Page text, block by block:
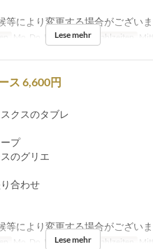
により変更する場合がございま
Mo, Do, F, Sa, So, Ur Mahlzeiten
Lese mehr
ス 6,600円
スのタブレ
プ
のグリエ
合わせ
により変更する場合がございま
Mo, Do, F, Sa, So, Ur Mahlzeiten
Lese mehr